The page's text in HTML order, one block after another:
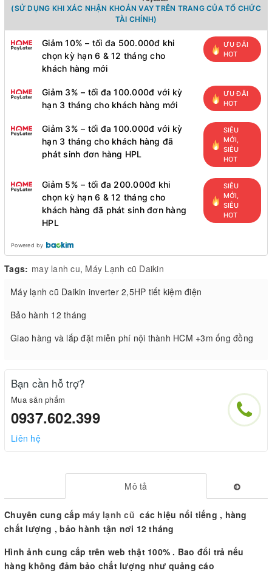
(SỬ DỤNG KHI XÁC NHẬN KHOẢN VAY TRÊN TRANG CỦA TỔ CHỨC
TÀI CHÍNH)
Giảm 10% – tối đa 500.000đ khi
chọn kỳ hạn 6 & 12 tháng cho
khách hàng mới
ƯU ĐÃI
HOT
Giảm 3% – tối đa 100.000đ với kỳ
hạn 3 tháng cho khách hàng mới
ƯU ĐÃI
HOT
Giảm 3% – tối đa 100.000đ với kỳ
hạn 3 tháng cho khách hàng đã
phát sinh đơn hàng HPL
SIÊU
MỚI,
SIÊU
HOT
Giảm 5% – tối đa 200.000đ khi
chọn kỳ hạn 6 & 12 tháng cho
khách hàng đã phát sinh đơn hàng
HPL
SIÊU
MỚI,
SIÊU
HOT
Powered by
Tags: may lanh cu, Máy Lạnh cũ Daikin
Máy lạnh cũ Daikin inverter 2,5HP tiết kiệm điện
Bảo hành 12 tháng
Giao hàng và lắp đặt miễn phí nội thành HCM +3m ống đồng
Bạn cần hỗ trợ?
Mua sản phẩm
0937.602.399
Liên hệ
Mô tả
Chuyên cung cấp máy lạnh cũ các hiệu nổi tiếng , hàng
chất lượng , bảo hành tận nơi 12 tháng
Hình ảnh cung cấp trên web thật 100% . Bao đổi trả nếu
hàng không đảm bảo chất lượng như quảng cáo